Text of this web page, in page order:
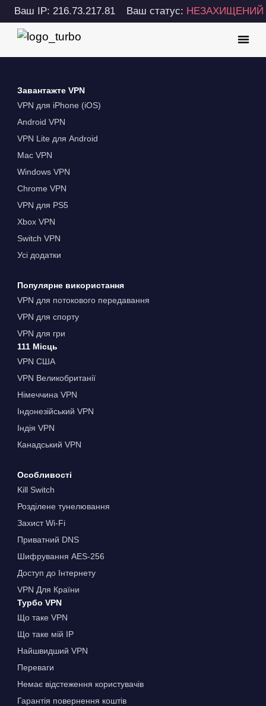
Ваш IP: 216.73.217.81 Ваш статус: НЕЗАХИЩЕНИЙ
Завантажте VPN
VPN для iPhone (iOS)
Android VPN
VPN Lite для Android
Mac VPN
Windows VPN
Chrome VPN
VPN для PS5
Xbox VPN
Switch VPN
Усі додатки
Популярне використання
VPN для потокового передавання
VPN для спорту
VPN для гри
111 Місць
VPN США
VPN Великобританії
Німеччина VPN
Індонезійський VPN
Індія VPN
Канадський VPN
Особливості
Kill Switch
Розділене тунелювання
Захист Wi-Fi
Приватний DNS
Шифрування AES-256
Доступ до Інтернету
VPN Для Країни
Турбо VPN
Що таке VPN
Що таке мій IP
Найшвидший VPN
Переваги
Немає відстеження користувачів
Гарантія повернення коштів